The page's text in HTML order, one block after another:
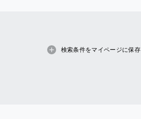
検索条件をマイページに保存